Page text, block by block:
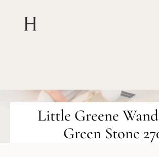
Little Greene
Green Stone